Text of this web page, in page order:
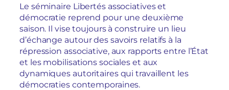
Le séminaire Libertés associatives et
démocratie reprend pour une deuxième
saison. Il vise toujours à construire un lieu
d’échange autour des savoirs relatifs à la
répression associative, aux rapports entre l’État
et les mobilisations sociales et aux
dynamiques autoritaires qui travaillent les
démocraties contemporaines.